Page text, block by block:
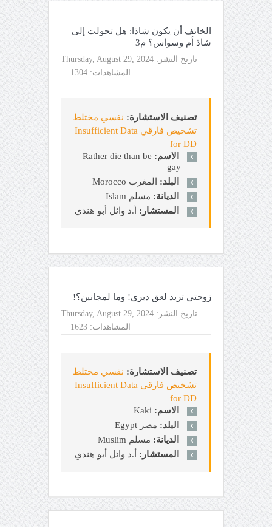
الخائف أن يكون شاذا: هل تحولت إلى
شاذ أم وسواس؟ م3
تاريخ النشر: Thursday, August 29, 2024
المشاهدات: 1304
تصنيف الاستشارة: نفسي مختلط
تشخيص فارقي Insufficient Data
for DD
الاسم: Rather die than be
gay
البلد: المغرب Morocco
الديانة: مسلم Islam
المستشار: أ.د وائل أبو هندي
زوجتي تريد لعق دبري! وما لمجانين؟!
تاريخ النشر: Thursday, August 29, 2024
المشاهدات: 1623
تصنيف الاستشارة: نفسي مختلط
تشخيص فارقي Insufficient Data
for DD
الاسم: Kaki
البلد: مصر Egypt
الديانة: مسلم Muslim
المستشار: أ.د وائل أبو هندي